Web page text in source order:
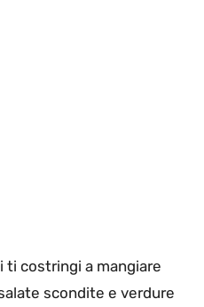
ti costringi a mangiare
scondite e verdure